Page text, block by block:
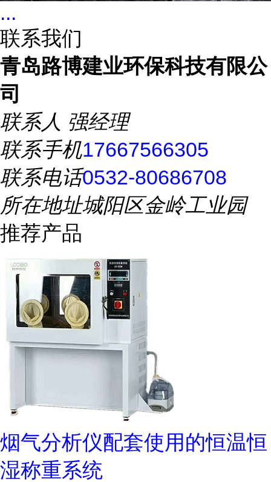
...
联系我们
青岛路博建业环保科技有限公
司
联系人 强经理
联系手机17667566305
联系电话0532-80686708
所在地址城阳区金岭工业园
推荐产品
烟气分析仪配套使用的恒温恒
湿称重系统